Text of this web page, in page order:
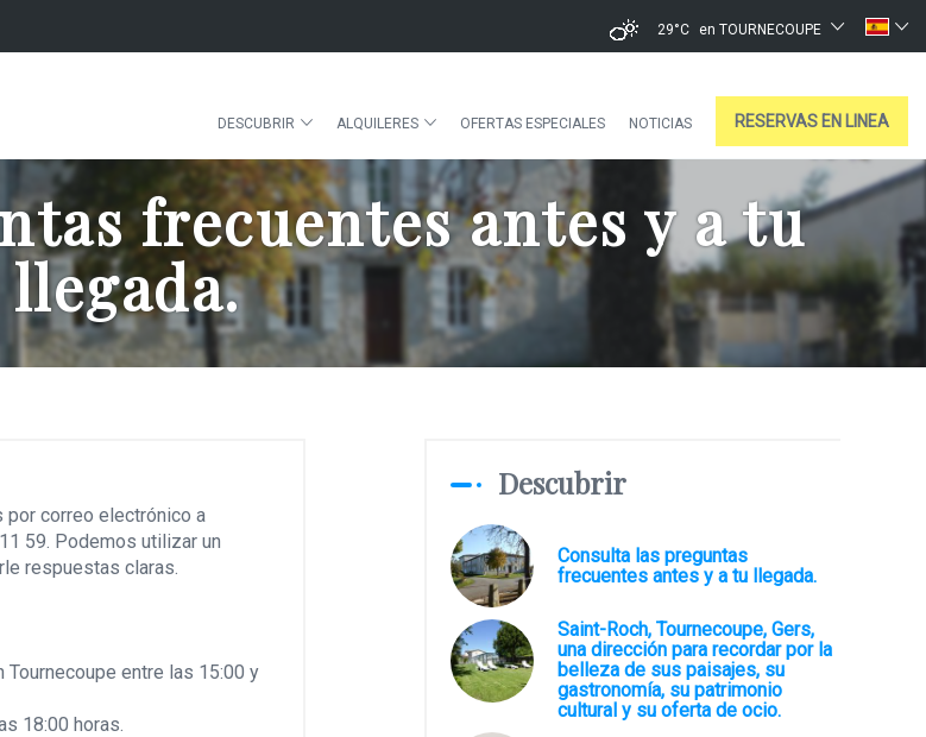
29°C en TOURNECOUPE
DESCUBRIR ALQUILERES OFERTAS ESPECIALES NOTICIAS RESERVAS EN LINEA
frecuentes antes y a tu
llegada.
por correo electrónico a
59. Podemos utilizar un
respuestas claras.
entre las 15:00 y
18:00 horas.
Descubrir
Consulta las preguntas
frecuentes antes y a tu llegada.
Saint-Roch, Tournecoupe, Gers,
una dirección para recordar por la
belleza de sus paisajes, su
gastronomía, su patrimonio
cultural y su oferta de ocio.